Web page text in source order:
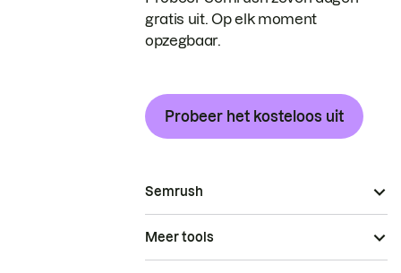
gratis uit. Op elk moment
opzegbaar.
Probeer het kosteloos uit
Semrush
Meer tools